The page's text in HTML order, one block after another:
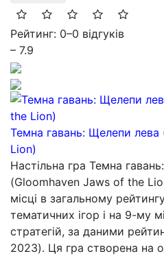
Рейтинг: 0–0 відгуків
– 7.9
Темна гавань: Щелепи
Lion)
Настільна гра Темна
(Gloomhaven Jaws of the
місці в загальному
тематичних ігор і на 9-му
стратегій, за даними
2023). Ця гра створена на